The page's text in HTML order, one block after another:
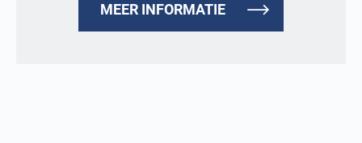
MEER INFORMATIE